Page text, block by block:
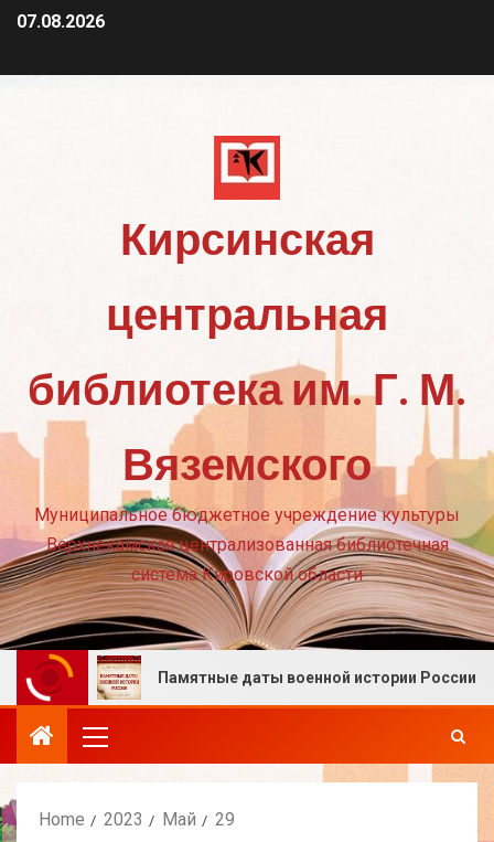
07.08.2026
Кирсинская
центральная
библиотека им. Г. М.
Вяземского
Муниципальное бюджетное учреждение культуры
Верхнекамская централизованная библиотечная
система Кировской области
Памятные даты военной истории России.
Home 2023 Май 29